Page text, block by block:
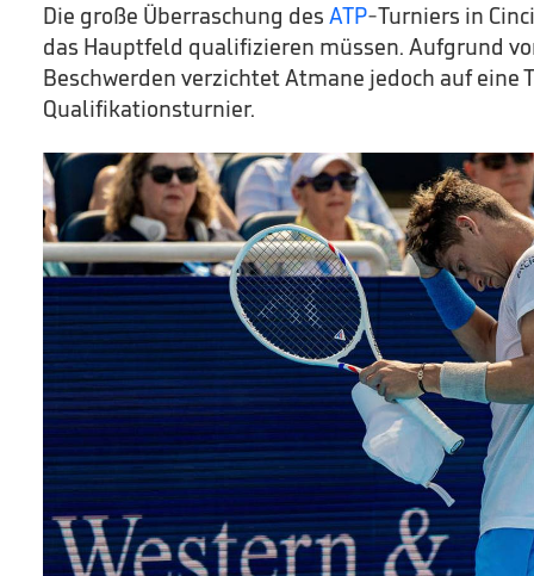
Die große Überraschung des ATP-Turniers in
das Hauptfeld qualifizieren müssen. Aufgrund
Beschwerden verzichtet Atmane jedoch auf eine
Qualifikationsturnier.